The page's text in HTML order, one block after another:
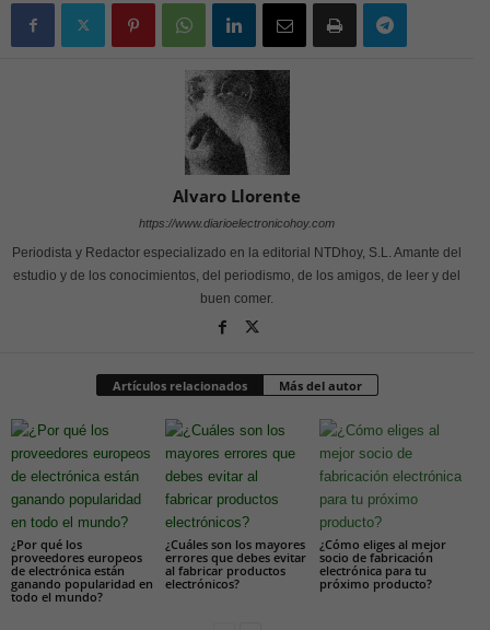
Alvaro Llorente
https://www.diarioelectronicohoy.com
Periodista y Redactor especializado en la editorial NTDhoy, S.L. Amante del
estudio y de los conocimientos, del periodismo, de los amigos, de leer y del
buen comer.
Artículos relacionados Más del autor
¿Por qué los
proveedores europeos
de electrónica están
ganando popularidad en
todo el mundo?
¿Cuáles son los mayores
errores que debes evitar
al fabricar productos
electrónicos?
¿Cómo eliges al mejor
socio de fabricación
electrónica para tu
próximo producto?